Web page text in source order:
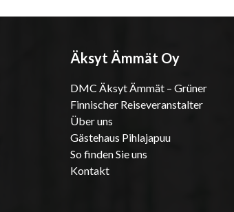
Äksyt Ämmät Oy
DMC Äksyt Ämmät – Grüner
Finnischer Reiseveranstalter
Über uns
Gästehaus Pihlajapuu
So finden Sie uns
Kontakt